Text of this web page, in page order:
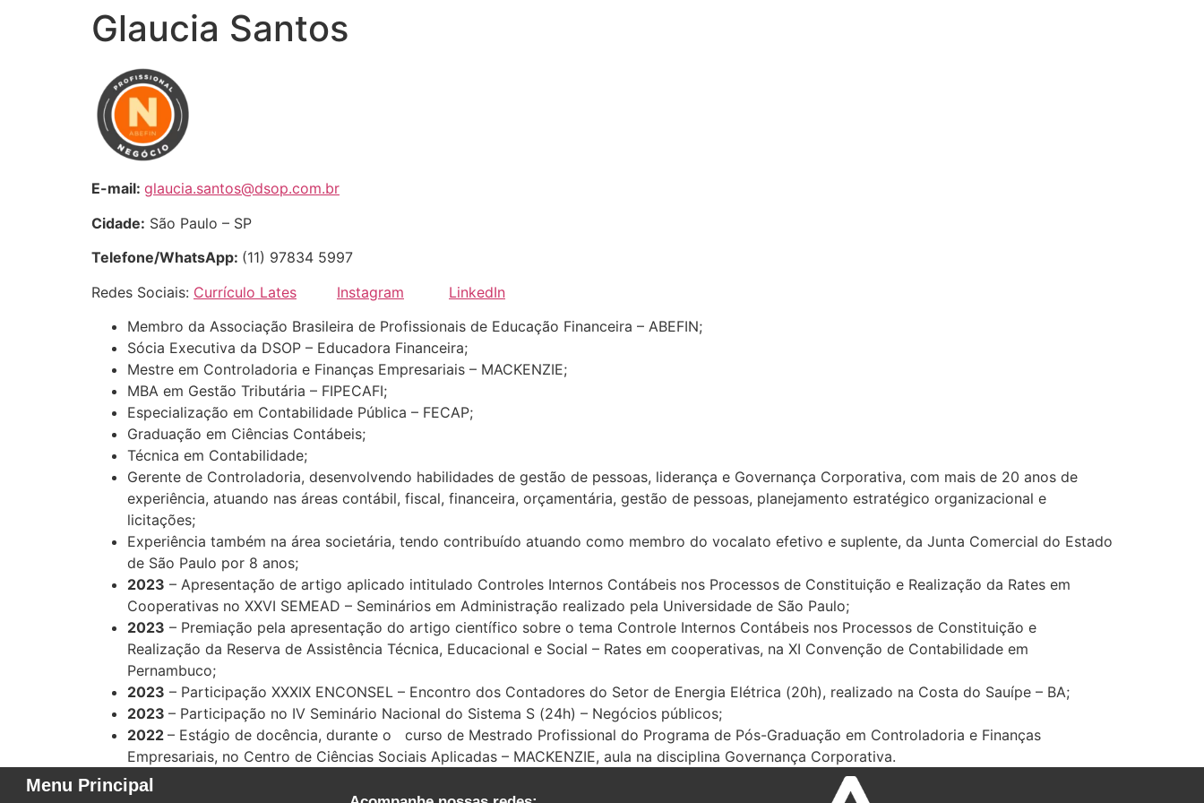
Glaucia Santos
E-mail: glaucia.santos@dsop.com.br
Cidade: São Paulo – SP
Telefone/WhatsApp: (11) 97834 5997
Redes Sociais: Currículo Lates Instagram
LinkedIn
Membro da Associação Brasileira de Profissionais de Educação Financeira – ABEFIN;
Sócia Executiva da DSOP – Educadora Financeira;
Mestre em Controladoria e Finanças Empresariais – MACKENZIE;
MBA em Gestão Tributária – FIPECAFI;
Especialização em Contabilidade Pública – FECAP;
Graduação em Ciências Contábeis;
Técnica em Contabilidade;
Gerente de Controladoria, desenvolvendo habilidades de gestão de pessoas, liderança e Governança Corporativa, com mais de 20 anos de
experiência, atuando nas áreas contábil, fiscal, financeira, orçamentária, gestão de pessoas, planejamento estratégico organizacional e
licitações;
Experiência também na área societária, tendo contribuído atuando como membro do vocalato efetivo e suplente, da Junta Comercial do Estado
de São Paulo por 8 anos;
2023 – Apresentação de artigo aplicado intitulado Controles Internos Contábeis nos Processos de Constituição e Realização da Rates em
Cooperativas no XXVI SEMEAD – Seminários em Administração realizado pela Universidade de São Paulo;
2023 – Premiação pela apresentação do artigo científico sobre o tema Controle Internos Contábeis nos Processos de Constituição e
Realização da Reserva de Assistência Técnica, Educacional e Social – Rates em cooperativas, na XI Convenção de Contabilidade em
Pernambuco;
2023 – Participação XXXIX ENCONSEL – Encontro dos Contadores do Setor de Energia Elétrica (20h), realizado na Costa do Sauípe – BA;
2023 – Participação no IV Seminário Nacional do Sistema S (24h) – Negócios públicos;
2022 – Estágio de docência, durante o curso de Mestrado Profissional do Programa de Pós-Graduação em Controladoria e Finanças
Empresariais, no Centro de Ciências Sociais Aplicadas – MACKENZIE, aula na disciplina Governança Corporativa.
Menu Principal